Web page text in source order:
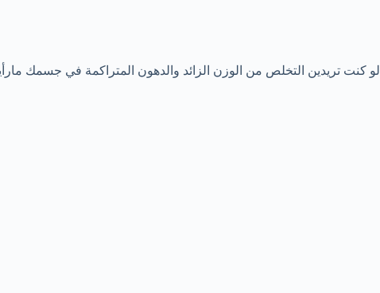
لو كنت تريدين التخلص من الوزن الزائد والدهون المتراكمة في جسمك